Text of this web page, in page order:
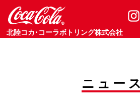
北陸コカ･コーラボトリング株式会社
製品情報 Product
ニュース